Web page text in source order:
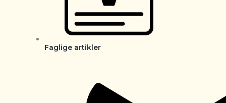
Faglige artikler